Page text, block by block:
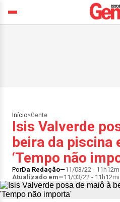
Início>Gente
Isis Valverde
beira da piscina
‘Tempo não
PorDa Redação 11/03/22 -
Atualizado em
11/03/22 -